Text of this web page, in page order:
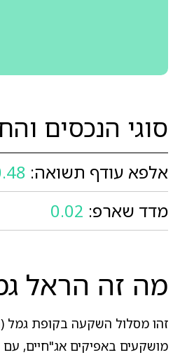
סוגי הנכסים
אלפא עודף תשואה:
מדד שארפ: 0.02
מה זה הראל גמל
מושקעים באפיקים אג"חיים, עם